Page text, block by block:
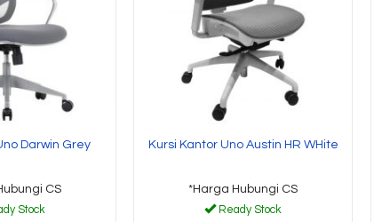
Darwin Grey
CS
Stock
Kursi Kantor Uno Austin HR WHite
*Harga Hubungi CS
Ready Stock